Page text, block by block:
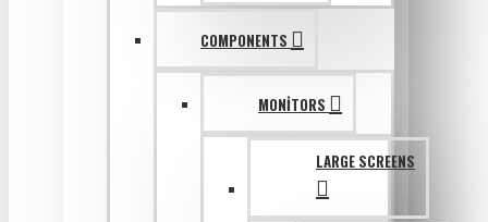
COMPONENTS
MONITORS
LARGE SCREENS